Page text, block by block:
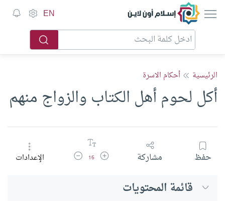
إسلام أون لاين EN
الرئيسية أحكام الاسرة
أكل لحوم أهل الكتاب والزواج منهم
حفظ مشاركة زيادة حجم الخط
16 تقليل حجم الخطالإعدادات
قائمة المحتويات